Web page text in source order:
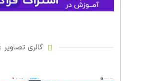
گالری تصاویر :